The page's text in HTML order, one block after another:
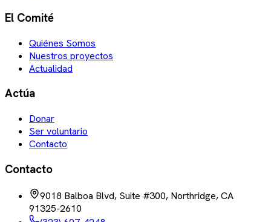
El Comité
Quiénes Somos
Nuestros proyectos
Actualidad
Actúa
Donar
Ser voluntario
Contacto
Contacto
9018 Balboa Blvd, Suite #300, Northridge, CA
91325-2610